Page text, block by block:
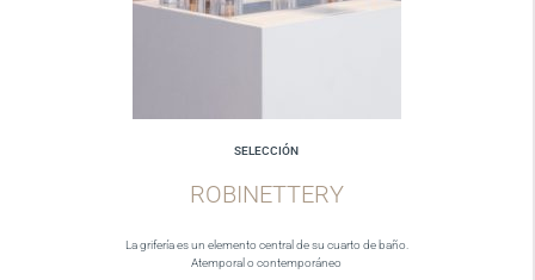
SELECCIÓN
ROBINETTERY
La grifería es un elemento central de su cuarto de baño.
Atemporal o contemporáneo